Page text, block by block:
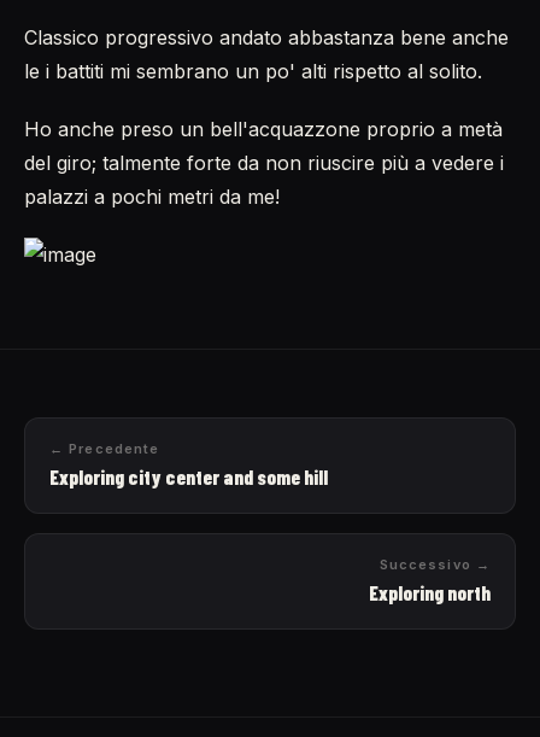
Classico progressivo andato abbastanza bene anche
le i battiti mi sembrano un po' alti rispetto al solito.
Ho anche preso un bell'acquazzone proprio a metà
del giro; talmente forte da non riuscire più a vedere i
palazzi a pochi metri da me!
← Precedente
Exploring city center and some hill
Successivo →
Exploring north